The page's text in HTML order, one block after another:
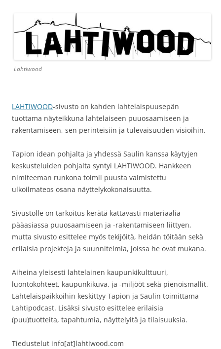
Lahtiwood
LAHTIWOOD-sivusto on kahden lahtelaispuusepän
tuottama näyteikkuna lahtelaiseen puuosaamiseen ja
rakentamiseen, sen perinteisiin ja tulevaisuuden visioihin.
Tapion idean pohjalta ja yhdessä Saulin kanssa käytyjen
keskusteluiden pohjalta syntyi LAHTIWOOD. Hankkeen
nimiteeman runkona toimii puusta valmistettu
ulkoilmateos osana näyttelykokonaisuutta.
Sivustolle on tarkoitus kerätä kattavasti materiaalia
pääasiassa puuosaamiseen ja -rakentamiseen liittyen,
mutta sivusto esittelee myös tekijöitä, heidän töitään sekä
erilaisia projekteja ja suunnitelmia, joissa he ovat mukana.
Aiheina yleisesti lahtelainen kaupunkikulttuuri,
luontokohteet, kaupunkikuva, ja -miljööt sekä pienoismallit.
Lahtelaispaikkoihin keskittyy Tapion ja Saulin toimittama
Lahtipodcast. Lisäksi sivusto esittelee erilaisia
(puu)tuotteita, tapahtumia, näyttelyitä ja tilaisuuksia.
Tiedustelut info[at]lahtiwood.com